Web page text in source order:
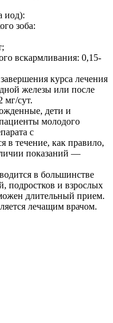
иод):
зоба:
вскармливания: 0,15-
курса лечения
железы или после
мг/сут.
дети и
молодого
с
в течение, как правило,
показаний —
в большинстве
подростков и взрослых
длительный прием.
лечащим врачом.